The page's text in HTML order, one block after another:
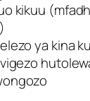
kikuu
ya kina